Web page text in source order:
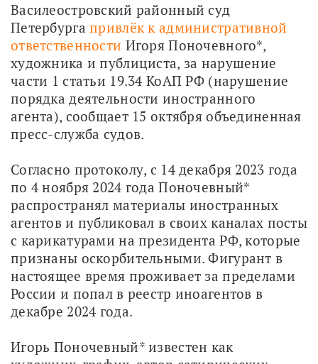
Василеостровский районный суд
Петербурга привлёк к административной
ответственности Игоря Поночевного*,
художника и публициста, за нарушение
части 1 статьи 19.34 КоАП РФ (нарушение
порядка деятельности иностранного
агента), сообщает 15 октября объединенная
пресс-служба судов.
Согласно протоколу, с 14 декабря 2023 года
по 4 ноября 2024 года Поночевный*
распространял материалы иностранных
агентов и публиковал в своих каналах посты
с карикатурами на президента РФ, которые
признаны оскорбительными. Фигурант в
настоящее время проживает за пределами
России и попал в реестр иноагентов в
декабре 2024 года.
Игорь Поночевный* известен как